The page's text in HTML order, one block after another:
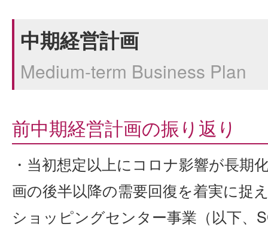
中期経営計画
Medium-term Business Plan
前中期経営計画の振り返り
・当初想定以上にコロナ影響が長期
画の後半以降の需要回復を着実に捉
ショッピングセンター事業（以下、